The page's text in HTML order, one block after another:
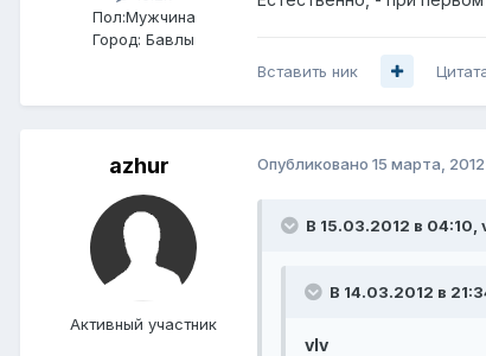
Пол:Мужчина
Город: Бавлы
Вставить ник
azhur
Активный участник
Опубликовано 15 марта, 2012
В 15.03.2012 в 04:10,
В 14.03.2012 в
vIv